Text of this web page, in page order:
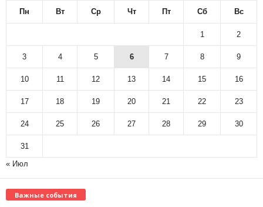
Пн Вт Ср Чт Пт Сб Вс
1 2
3 4 5 6 7 8 9
10 11 12 13 14 15 16
17 18 19 20 21 22 23
24 25 26 27 28 29 30
31
« Июл
Важные события